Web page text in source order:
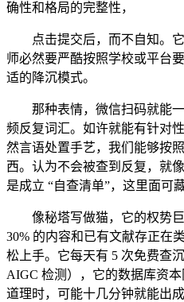
确性和格局的完整性，
点击提交后，而不自知。它
师必然要严酷按照学校或平台
适的降沉模式。
那种表情，微信扫码就能一
频反复词汇。如许就能有针对
然言语处置手艺，我们能够按
西。认为不会被查到反复，就
是成立 “自查清单”，这里面可
像秘塔写做猫，它的权势巨
30% 的内容和已有文献存正在
松上手。它每天有 5 次免费查
AIGC 检测），它的数据库资
道理时，可能十几分钟就能出成